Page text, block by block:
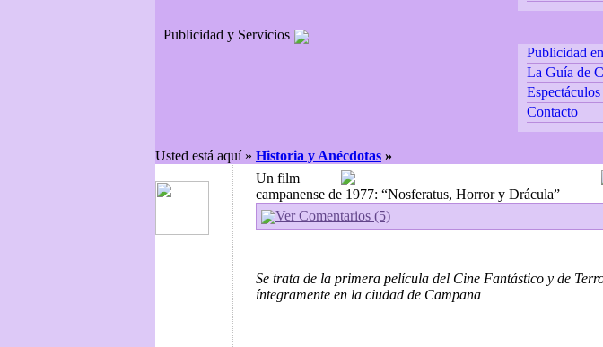
Publicidad y Servicios
Publicidad
La Guía de
Espectáculos
Contacto
Usted está aquí » Historia y Anécdotas »
Un film
campanense de 1977: “Nosferatus, Horror y Drácula”
Ver Comentarios (5)
Se trata de la primera película del Cine Fantástico y de
íntegramente en la ciudad de Campana